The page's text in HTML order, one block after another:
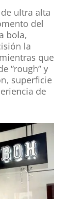
ultra alta
del
bola,
la
que
“rough” y
superficie
de